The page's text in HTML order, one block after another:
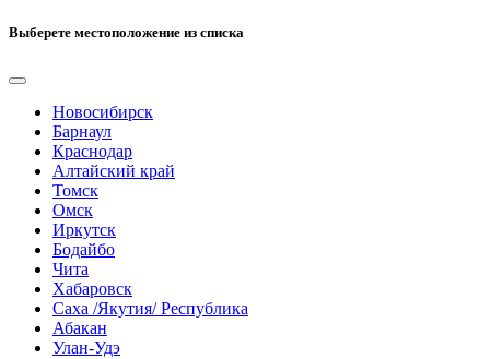
Выберете местоположение из списка
Новосибирск
Барнаул
Краснодар
Алтайский край
Томск
Омск
Иркутск
Бодайбо
Чита
Хабаровск
Саха /Якутия/ Республика
Абакан
Улан-Удэ